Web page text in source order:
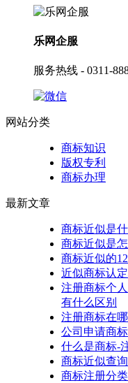
乐网企服
服务热线 - 0311-
网站分类
商标知识
版权专利
商标办理
最新文章
商标近似是
商标近似是
商标近似的
近似商标认
注册商标个
有什么区别
注册商标在
公司申请商
什么是商标-
商标近似查
商标注册分